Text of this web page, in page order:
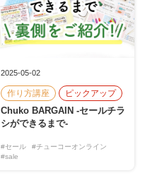
2025-05-02
作り方講座 ピックアップ
Chuko BARGAIN -セールチラ
シができるまで-
#セール
#チューコーオンライン
#sale